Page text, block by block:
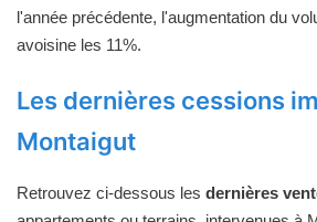
l'année précédente, l'augmentation du
avoisine les 11%.
Les dernières cessions
Montaigut
Retrouvez ci-dessous les dernières